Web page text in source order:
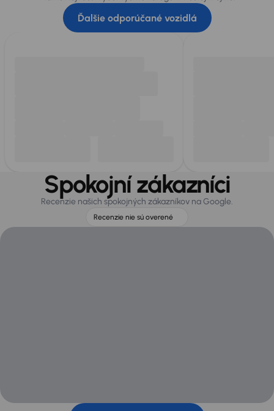
Ďalšie odporúčané vozidlá
Spokojní zákazníci
Recenzie našich spokojných zákazníkov na Google.
Recenzie nie sú overené